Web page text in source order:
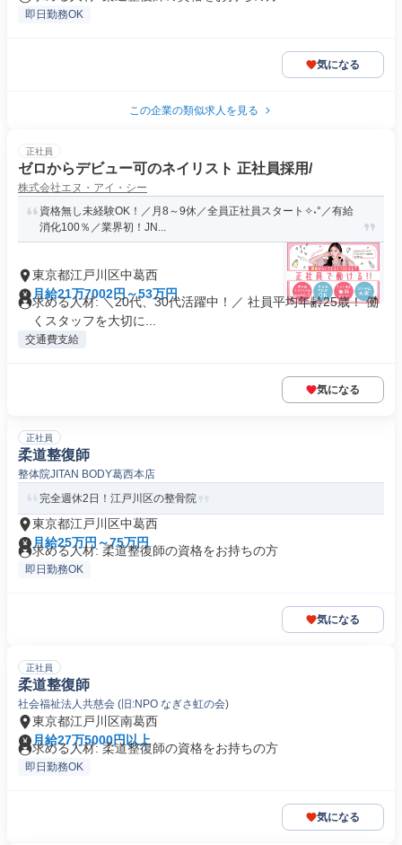
即日勤務OK
気になる
この企業の類似求人を見る
正社員
ゼロからデビュー可のネイリスト 正社員採用/
株式会社エヌ・アイ・シー
資格無し未経験OK！／月8～9休／全員正社員スタート✧˖°／有給
消化100％／業界初！JN...
東京都江戸川区中葛西
月給21万7002円～53万円
求める人材: ＼20代、30代活躍中！／ 社員平均年齢25歳！ 働
くスタッフを大切に...
交通費支給
気になる
正社員
柔道整復師
整体院JITAN BODY葛西本店
完全週休2日！江戸川区の整骨院
東京都江戸川区中葛西
月給25万円～75万円
求める人材: 柔道整復師の資格をお持ちの方
即日勤務OK
気になる
正社員
柔道整復師
社会福祉法人共慈会 (旧:NPO なぎさ虹の会)
東京都江戸川区南葛西
月給27万5000円以上
求める人材: 柔道整復師の資格をお持ちの方
即日勤務OK
気になる